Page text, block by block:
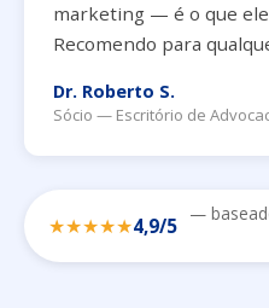
marketing — é o que
Recomendo para
Dr. Roberto S.
Sócio — Escritório de
★★★★★4,9/5
—